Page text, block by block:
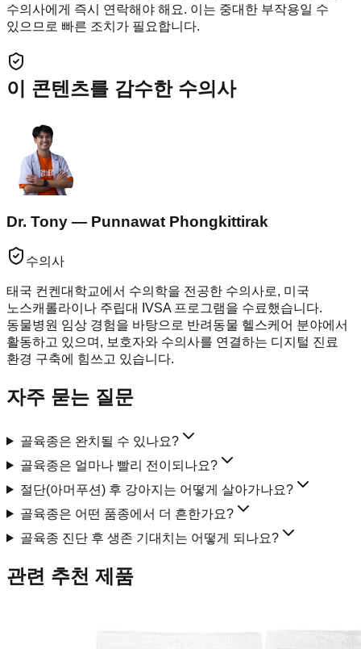
수의사에게 즉시 연락해야 해요. 이는 중대한 부작용일 수
있으므로 빠른 조치가 필요합니다.
이 콘텐츠를 감수한 수의사
Dr. Tony — Punnawat Phongkittirak
수의사
태국 컨켄대학교에서 수의학을 전공한 수의사로, 미국
노스캐롤라이나 주립대 IVSA 프로그램을 수료했습니다.
동물병원 임상 경험을 바탕으로 반려동물 헬스케어 분야에서
활동하고 있으며, 보호자와 수의사를 연결하는 디지털 진료
환경 구축에 힘쓰고 있습니다.
자주 묻는 질문
골육종은 완치될 수 있나요?
골육종은 얼마나 빨리 전이되나요?
절단(아머푸션) 후 강아지는 어떻게 살아가나요?
골육종은 어떤 품종에서 더 흔한가요?
골육종 진단 후 생존 기대치는 어떻게 되나요?
관련 추천 제품